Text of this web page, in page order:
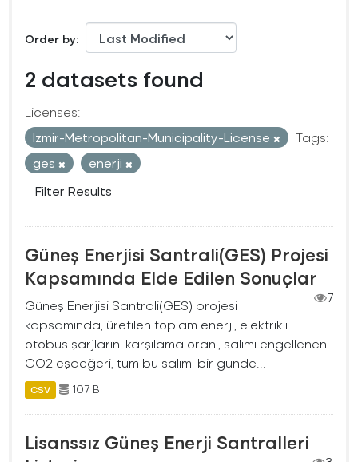
Order by
2 datasets found
Licenses:
Izmir-Metropolitan-Municipality-License
Tags:
ges
enerji
Filter Results
Güneş Enerjisi Santrali(GES) Projesi
Kapsamında Elde Edilen Sonuçlar
7
Güneş Enerjisi Santrali(GES) projesi
kapsamında, üretilen toplam enerji, elektrikli
otobüs şarjlarını karşılama oranı, salımı engellenen
CO2 eşdeğeri, tüm bu salımı bir günde...
CSV 107 B
Lisanssız Güneş Enerji Santralleri